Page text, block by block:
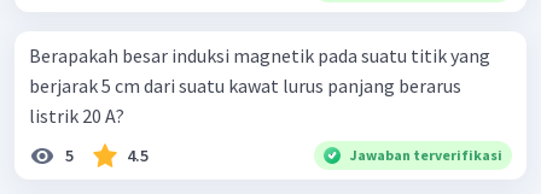
Berapakah besar induksi magnetik pada suatu titik yang
berjarak 5 cm dari suatu kawat lurus panjang berarus
listrik 20 A?
5 4.5 Jawaban terverifikasi